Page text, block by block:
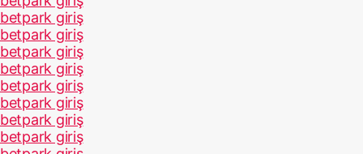
betpark giriş
betpark giriş
betpark giriş
betpark giriş
betpark giriş
betpark giriş
betpark giriş
betpark giriş